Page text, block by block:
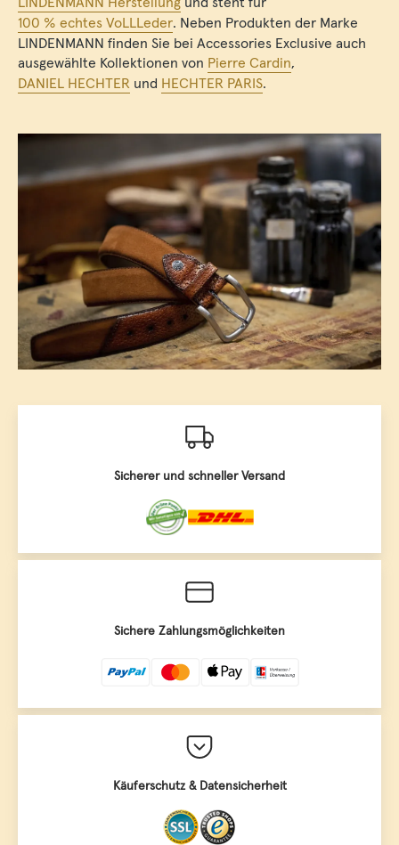
100 % echtes VoLLLeder. Neben Produkten der Marke
LINDENMANN finden Sie bei Accessories Exclusive auch
ausgewählte Kollektionen von Pierre Cardin,
DANIEL HECHTER und HECHTER PARIS.
Sicherer und schneller Versand
Sichere Zahlungsmöglichkeiten
Käuferschutz & Datensicherheit